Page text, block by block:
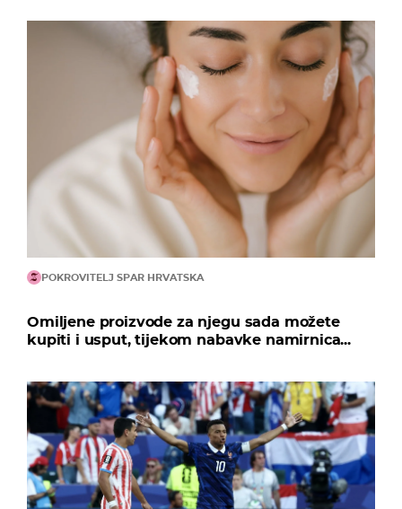
POKROVITELJ SPAR HRVATSKA
Omiljene proizvode za njegu sada možete
kupiti i usput, tijekom nabavke namirnica...